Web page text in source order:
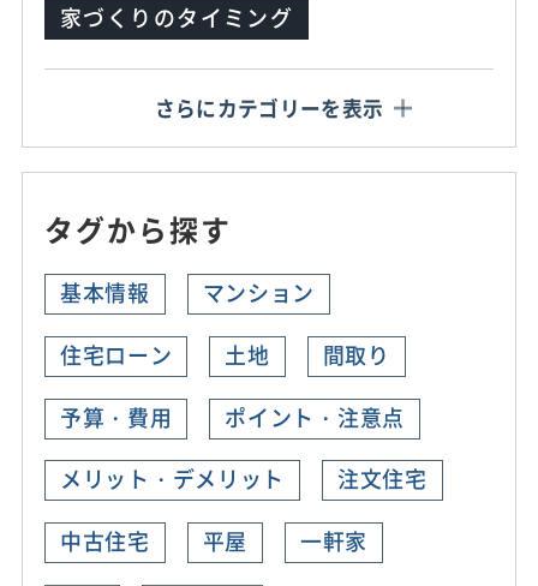
家づくりのタイミング
さらにカテゴリーを表示
タグから探す
基本情報
マンション
住宅ローン
土地
間取り
予算・費用
ポイント・注意点
メリット・デメリット
注文住宅
中古住宅
平屋
一軒家